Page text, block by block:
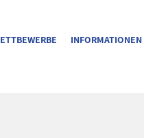
INFORMATIONEN